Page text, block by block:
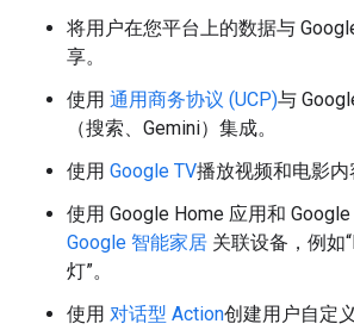
将用户在您平台上的数据与
享。
使用 通用商务协议 (UCP)与
（搜索、Gemini）集成。
使用 Google TV播放视频和电影内
使用 Google Home 应用和
Google 智能家居 关联设备，例如
灯”。
使用 对话型 Action创建用户自定